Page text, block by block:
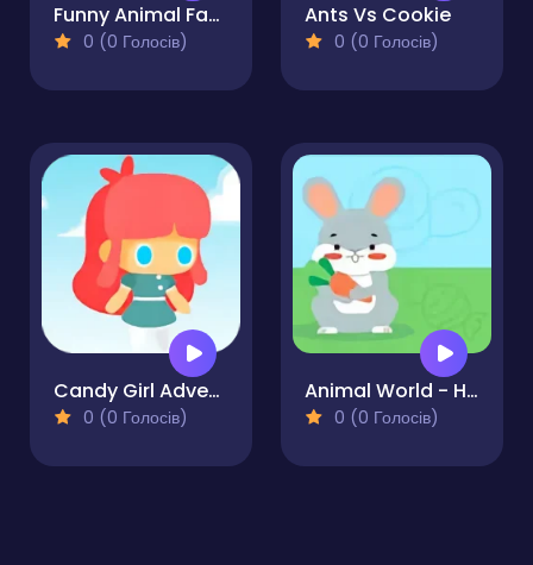
Funny Animal Faces
0 (0 Голосів)
Ants Vs Cookie
0 (0 Голосів)
Candy Girl Adventure
0 (0 Голосів)
Animal World - Hidden Object
0 (0 Голосів)